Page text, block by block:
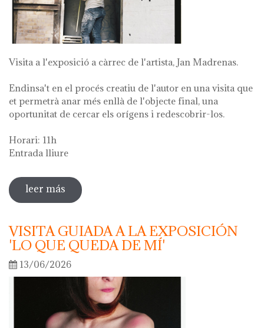
Visita a l'exposició a càrrec de l'artista, Jan Madrenas.
Endinsa't en el procés creatiu de l'autor en una visita que
et permetrà anar més enllà de l'objecte final, una
oportunitat de cercar els orígens i redescobrir-los.
Horari: 11h
Entrada lliure
leer más sobre visita guiada a l'exposició 'anar a la
font'
VISITA GUIADA A LA EXPOSICIÓN
'LO QUE QUEDA DE MÍ'
13/06/2026